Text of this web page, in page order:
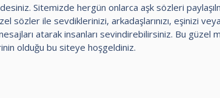
Sitemizde hergün onlarca aşk sözleri
sözler ile sevdiklerinizi, arkadaşlarınızı, eşinizi
atarak insanları sevindirebilirsiniz. Bu güzel
olduğu bu siteye hoşgeldiniz.